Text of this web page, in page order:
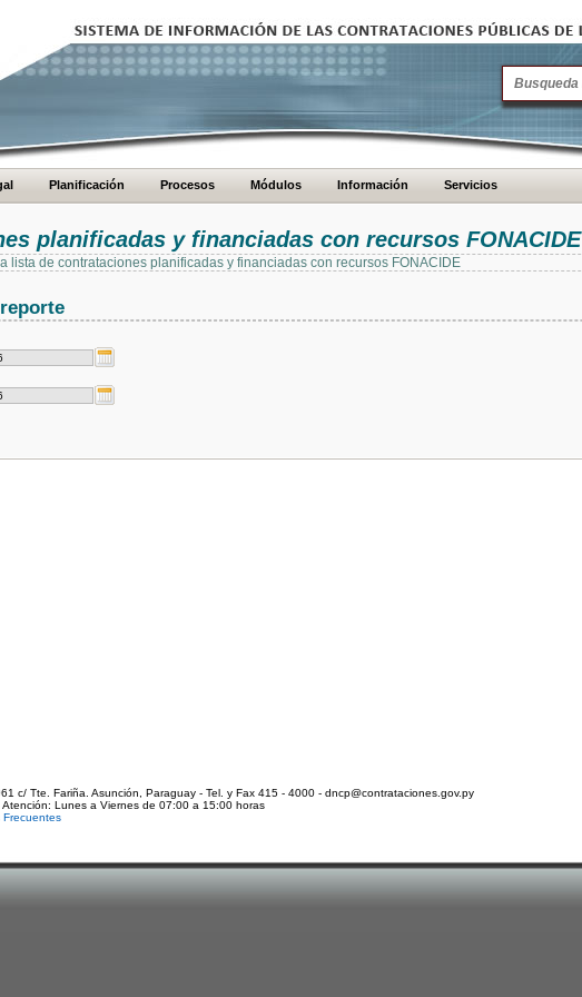
Planificación Procesos Módulos Información Servicios
planificadas y financiadas con recursos FONACIDE
lista de contrataciones planificadas y financiadas con recursos FONACIDE
c/ Tte. Fariña. Asunción, Paraguay - Tel. y Fax 415 - 4000 - dncp@contrataciones.gov.py
Atención: Lunes a Viernes de 07:00 a 15:00 horas
Frecuentes